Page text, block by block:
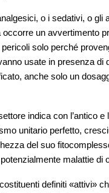
o i sedativi, o gli
un avvertimento
solo perché
usate in presenza di
anche solo un
indica con l’antico
unitario perfetto,
del suo
malattie di
definiti «attivi»